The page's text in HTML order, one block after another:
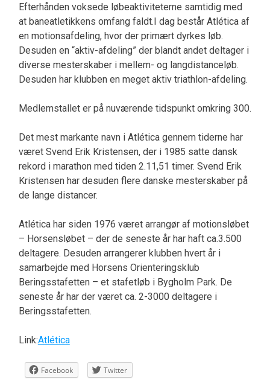
Efterhånden voksede løbeaktiviteterne samtidig med
at baneatletikkens omfang faldt.I dag består Atlética af
en motionsafdeling, hvor der primært dyrkes løb.
Desuden en “aktiv-afdeling” der blandt andet deltager i
diverse mesterskaber i mellem- og langdistanceløb.
Desuden har klubben en meget aktiv triathlon-afdeling.
Medlemstallet er på nuværende tidspunkt omkring 300.
Det mest markante navn i Atlética gennem tiderne har
været Svend Erik Kristensen, der i 1985 satte dansk
rekord i marathon med tiden 2.11,51 timer. Svend Erik
Kristensen har desuden flere danske mesterskaber på
de lange distancer.
Atlética har siden 1976 været arrangør af motionsløbet
– Horsensløbet – der de seneste år har haft ca.3.500
deltagere. Desuden arrangerer klubben hvert år i
samarbejde med Horsens Orienteringsklub
Beringsstafetten – et stafetløb i Bygholm Park. De
seneste år har der været ca. 2-3000 deltagere i
Beringsstafetten.
Link:Atlética
Facebook Twitter